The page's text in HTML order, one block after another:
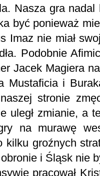
Nasza gra nadal
być ponieważ
Imaz nie miał
Podobnie
Jacek Magiera
Mustaficia i
stronie
uległ zmianie, a
na murawę
kilku groźnych
i Śląsk nie
pracował